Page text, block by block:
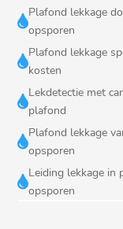

Plafond lekkage
opsporen

Plafond lekkage
kosten

Lekdetectie met
plafond

Plafond lekkage
opsporen

Leiding lekkage in
opsporen